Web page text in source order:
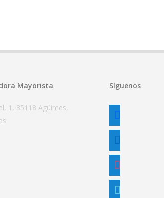
Mayorista
1, 35118 Agüimes,
Síguenos
facebook
linkedin
instagram
tiktok